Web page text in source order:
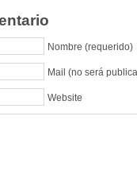
Nombre (requerido)
Mail (no será
Website